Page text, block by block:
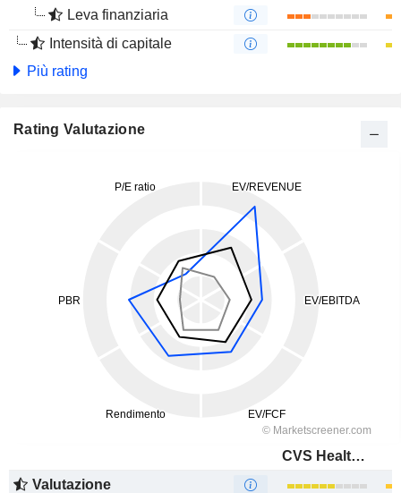
Leva finanziaria
Intensità di capitale
Più rating
Rating Valutazione
CVS Health Corporation
Valutazione